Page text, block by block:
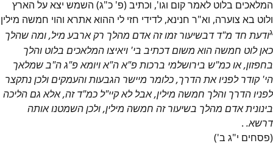
המלאכים בלוט לאמר קום וגו', וכתיב (פ' כ"ג) השמש יצא על הארץ
ולוט בא צוערה, וא"ר חנינא, לדידי חזי לי ההוא אתרא והוי חמשה מילין
גודעת חד מ"ד דבשיעור זמו זה אדם מהלך רק ארבע מיל, ומה שהלך
כאן לוט חמשה הוא משום דכתיב בי' ויאיצו המלאכים בלוט והלך
בחפזון, או כמ"ש בירושלמי ברכות פ"א ה"א ויומא פ"ג ה"ב שמלאך
הי' קודר לפניו את הדרך, כלומר מיישר הגבעות והעמקים ולכן נתקצר
לפניו הדרך והלך חמשה מילין, אבל לא קיי"ל כמ"ד זה, אלא גם הליכה
בינונית אדם מהלך בשיעור זה חמשה מילין, ולכן השמטנו אותה
דרשא. .
(פסחים י"ג ב')